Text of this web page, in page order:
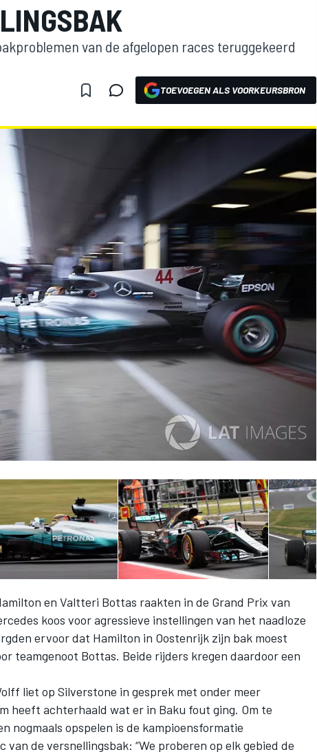
van de afgelopen races teruggekeerd
TOEVOEGEN ALS VOORKEURSBRON
en Valtteri Bottas raakten in de Grand Prix van
koos voor agressieve instellingen van het naadloze
ervoor dat Hamilton in Oostenrijk zijn bak moest
teamgenoot Bottas. Beide rijders kregen daardoor een
liet op Silverstone in gesprek met onder meer
heeft achterhaald wat er in Baku fout ging. Om te
nogmaals opspelen is de kampioensformatie
de versnellingsbak: “We proberen op elk gebied de